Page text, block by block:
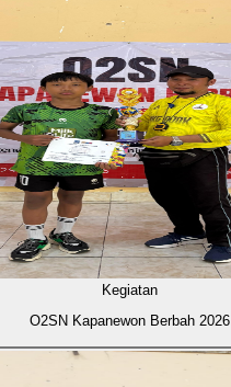
Kegiatan
O2SN Kapanewon Berbah 2026